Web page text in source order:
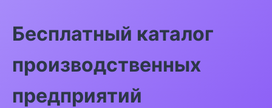
Бесплатный каталог
производственных
предприятий